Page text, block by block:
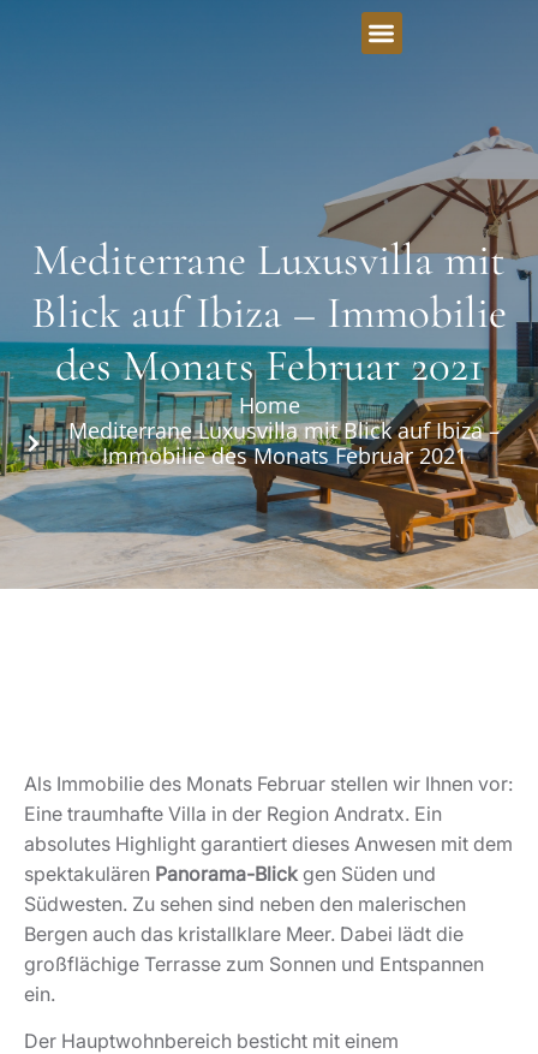
Mediterrane Luxusvilla mit
Blick auf Ibiza – Immobilie
des Monats Februar 2021
Home
Mediterrane Luxusvilla mit Blick auf Ibiza –
Immobilie des Monats Februar 2021
Als Immobilie des Monats Februar stellen wir Ihnen vor:
Eine traumhafte Villa in der Region Andratx. Ein
absolutes Highlight garantiert dieses Anwesen mit dem
spektakulären Panorama-Blick gen Süden und
Südwesten. Zu sehen sind neben den malerischen
Bergen auch das kristallklare Meer. Dabei lädt die
großflächige Terrasse zum Sonnen und Entspannen
ein.
Der Hauptwohnbereich besticht mit einem